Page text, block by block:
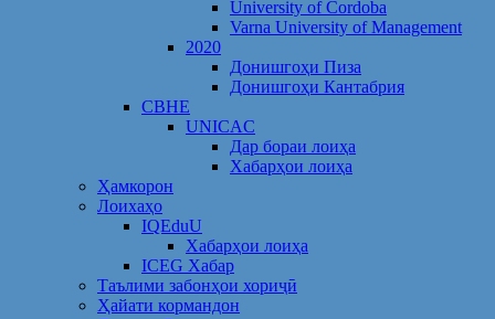
University of Cordoba
Varna University of Management
2020
Донишгоҳи Пиза
Донишгоҳи Кантабрия
CBHE
UNICAC
Дар бораи лоиҳа
Хабарҳои лоиҳа
Ҳамкорон
Лоихаҳо
IQEduU
Хабарҳои лоиҳа
ICEG Хабар
Таълими забонҳои хориҷӣ
Ҳайати кормандон